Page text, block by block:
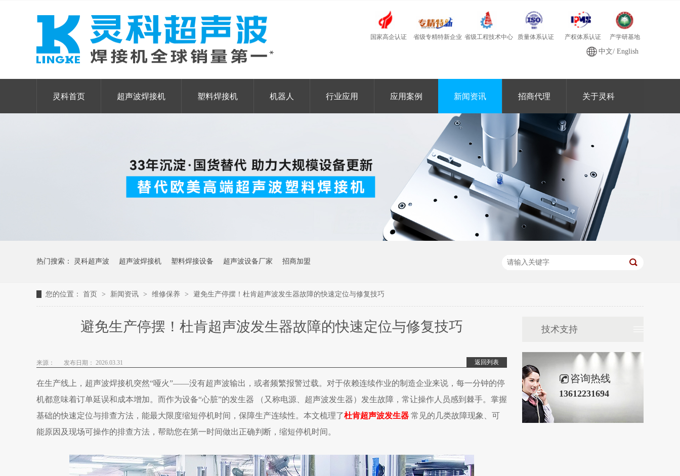
国家高企认证 省级专精特新企业 省级工程技术中心 质量体系认证 产权体系认证 产学研基地
中文/English
灵科首页 超声波焊接机 塑料焊接机 机器人 行业应用 应用案例 新闻资讯 招商代理 关于灵科
热门搜索： 灵科超声波 超声波焊接机 塑料焊接设备 超声波设备厂家 招商加盟
您的位置： 首页 > 新闻资讯 > 维修保养 > 避免生产停摆！杜肯超声波发生器故障的快速定位与修复技巧
避免生产停摆！杜肯超声波发生器故障的快速定位与修复技巧
返回列表
来源： 发布日期： 2026.03.31
在生产线上，超声波焊接机突然“哑火”——没有超声波输出，或者频繁报警过载。对于依赖连续作业的制造企业来说，每一分钟的停
机都意味着订单延误和成本增加。 而作为设备“心脏”的发生器
（又称电源、超声波发生器）发生故障，常让操作人员感到棘手。掌握
基础的快速定位与排查方法，能最大限度缩短停机时间，保障生产连续性。 本文梳理了杜肯超声波发生器 常见的几类故障现象、可
能原因及现场可操作的排查方法，帮助您在第一时间做出正确判断，缩短停机时间。
技术支持
咨询热线
13612231694